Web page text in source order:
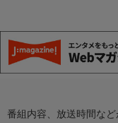
番組内容、放送時間な